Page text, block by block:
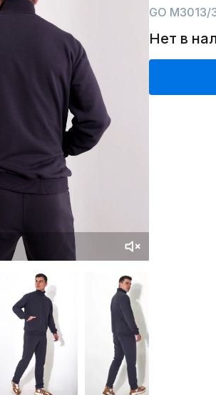
GO M3013/
Нет в